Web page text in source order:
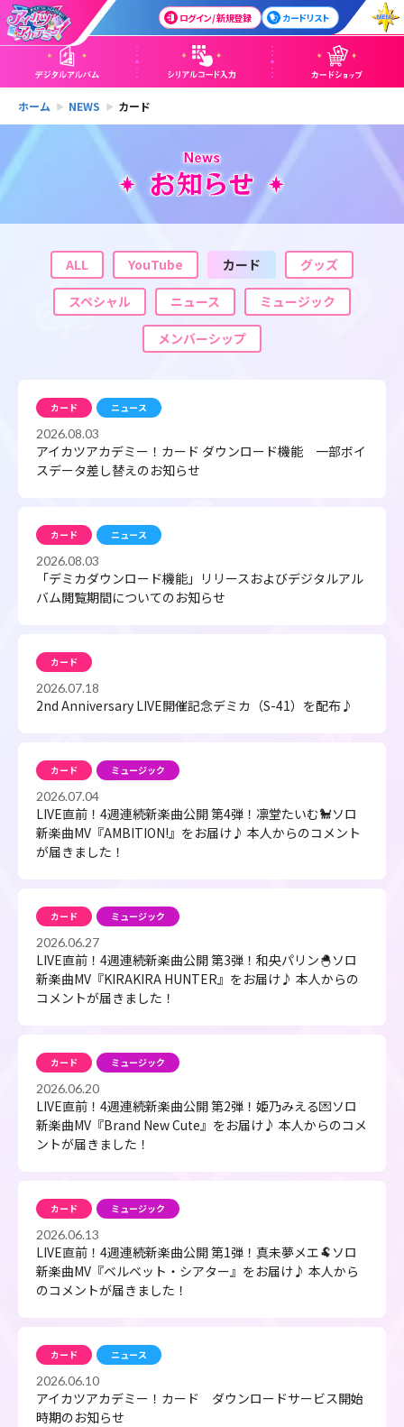
ログイン / 新規登録 カードリスト
ホーム NEWS カード
ALL YouTube カード グッズ
スペシャル ニュース ミュージック
メンバーシップ
カード ニュース
2026.08.03
アイカツアカデミー！カード ダウンロード機能 一部ボイ
スデータ差し替えのお知らせ
カード ニュース
2026.08.03
「デミカダウンロード機能」リリースおよびデジタルアル
バム閲覧期間についてのお知らせ
カード
2026.07.18
2nd Anniversary LIVE開催記念デミカ（S-41）を配布♪
カード ミュージック
2026.07.04
LIVE直前！4週連続新楽曲公開 第4弾！凛堂たいむ🐩ソロ
新楽曲MV『AMBITION!』をお届け♪ 本人からのコメント
が届きました！
カード ミュージック
2026.06.27
LIVE直前！4週連続新楽曲公開 第3弾！和央パリン🐣ソロ
新楽曲MV『KIRAKIRA HUNTER』をお届け♪ 本人からの
コメントが届きました！
カード ミュージック
2026.06.20
LIVE直前！4週連続新楽曲公開 第2弾！姫乃みえる💌ソロ
新楽曲MV『Brand New Cute』をお届け♪ 本人からのコメ
ントが届きました！
カード ミュージック
2026.06.13
LIVE直前！4週連続新楽曲公開 第1弾！真未夢メエ🐏ソロ
新楽曲MV『ベルベット・シアター』をお届け♪ 本人から
のコメントが届きました！
カード ニュース
2026.06.10
アイカツアカデミー！カード ダウンロードサービス開始
時期のお知らせ